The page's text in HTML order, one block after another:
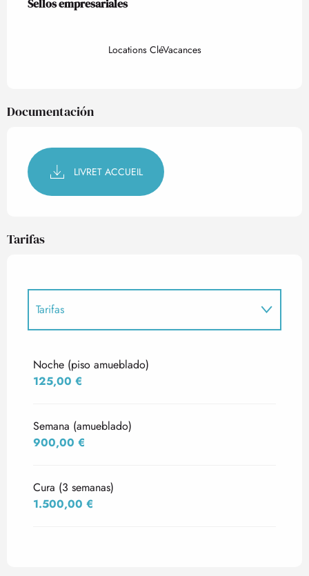
Sellos empresariales
Sellos empresariales
Locations CléVacances
Documentación
LIVRET ACCUEIL
Tarifas
Tarifas
Noche (piso amueblado)
125,00 €
Semana (amueblado)
900,00 €
Cura (3 semanas)
1.500,00 €